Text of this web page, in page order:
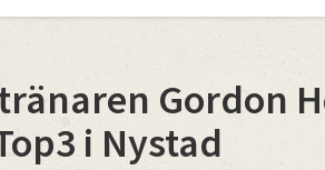
Gordon
i Nystad